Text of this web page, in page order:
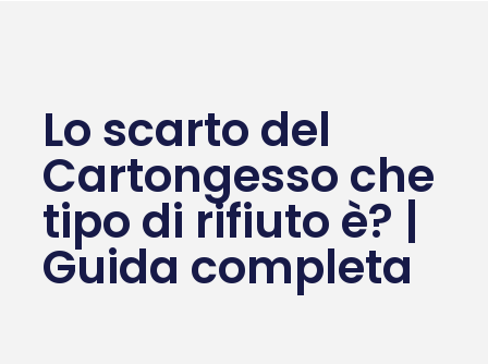
Lo scarto del
Cartongesso che
tipo di rifiuto è? |
Guida completa